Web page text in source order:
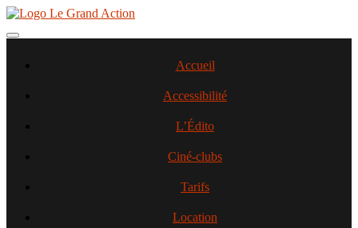
Aller
contenu
Toggle navigation
Accueil
Accessibilité
L’Édito
Ciné-clubs
Tarifs
Location